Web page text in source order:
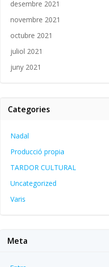
desembre 2021
novembre 2021
octubre 2021
juliol 2021
juny 2021
Categories
Nadal
Producció propia
TARDOR CULTURAL
Uncategorized
Varis
Meta